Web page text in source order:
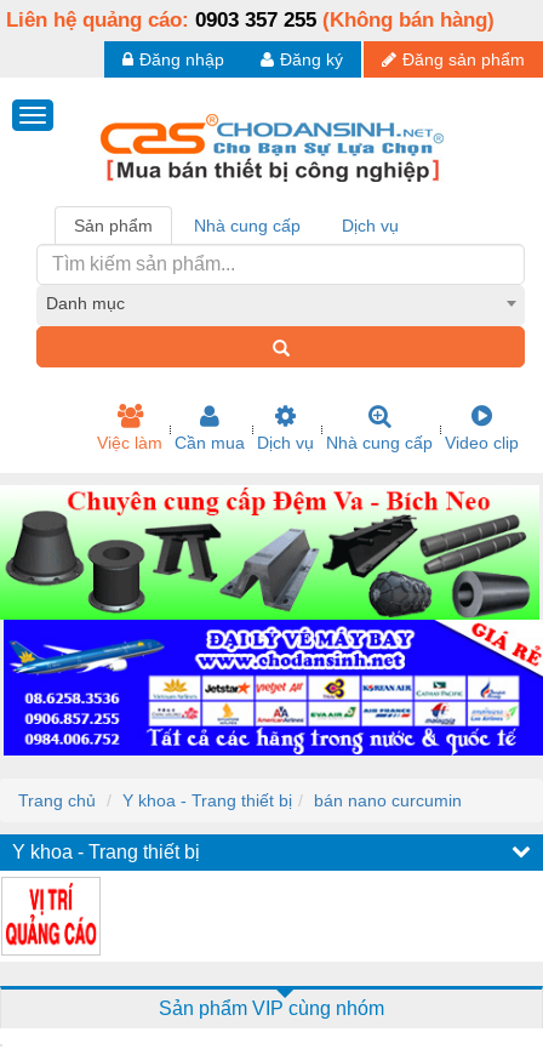
Liên hệ quảng cáo: 0903 357 255 (Không bán hàng)
Đăng sản phẩm
Đăng ký
Đăng nhập
Sản phẩm Nhà cung cấp Dịch vụ
Danh mục
Việc làm Cần mua Dịch vụ Nhà cung cấp Video clip
Trang chủ Y khoa - Trang thiết bị bán nano curcumin
Y khoa - Trang thiết bị
Sản phẩm VIP cùng nhóm